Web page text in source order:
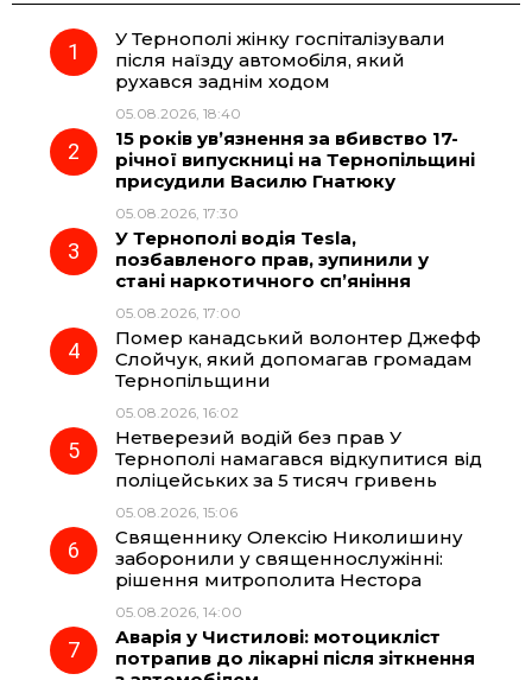
e
o
k
e
r
a
m
t
A
p
У Тернополі жінку госпіталізували
після наїзду автомобіля, який
рухався заднім ходом
05.08.2026, 18:40
15 років ув’язнення за вбивство 17-
річної випускниці на Тернопільщині
присудили Василю Гнатюку
05.08.2026, 17:30
У Тернополі водія Tesla,
позбавленого прав, зупинили у
стані наркотичного сп’яніння
05.08.2026, 17:00
Помер канадський волонтер Джефф
Слойчук, який допомагав громадам
Тернопільщини
05.08.2026, 16:02
Нетверезий водій без прав У
Тернополі намагався відкупитися від
поліцейських за 5 тисяч гривень
05.08.2026, 15:06
Священнику Олексію Николишину
заборонили у священнослужінні:
рішення митрополита Нестора
05.08.2026, 14:00
Аварія у Чистилові: мотоцикліст
потрапив до лікарні після зіткнення